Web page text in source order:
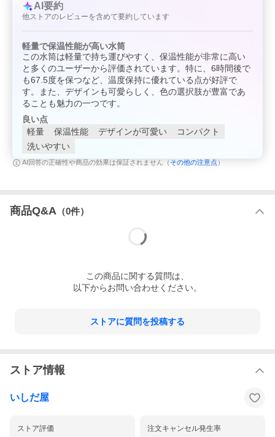
AI要約
他ストアのレビューを含めて要約しています
軽量で保温性能が高い水筒
この水筒は軽量で持ち運びやすく、保温性能が非常に高い
と多くのユーザーから評価されています。特に、6時間後で
も67.5度を保つなど、温度保持に優れている点が好評で
す。また、デザインも可愛らしく、色の選択肢が豊富であ
ることも魅力の一つです。
良い点
軽量
保温性能 デザインが可愛い
コンパクト
洗いやすい
AI回答の正確性や商品の効果は保証されません（ その他の注意点 ）
商品Q&A （0件）
この商品に関する質問は、
以下からお問い合わせください。
ストアに質問を投稿する
ストア情報
いしだ屋
ストア評価 注文キャンセル発生率